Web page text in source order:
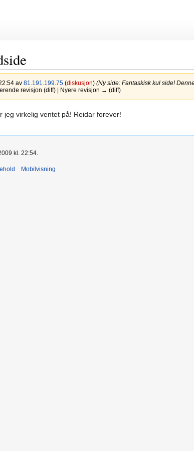
av 81.191.199.75 (diskusjon) (Ny side: Fantaskisk kul side!
revisjon (diff) | Nyere revisjon → (diff)
jeg virkelig ventet på! Reidar forever!
kl. 22:54.
Mobilvisning